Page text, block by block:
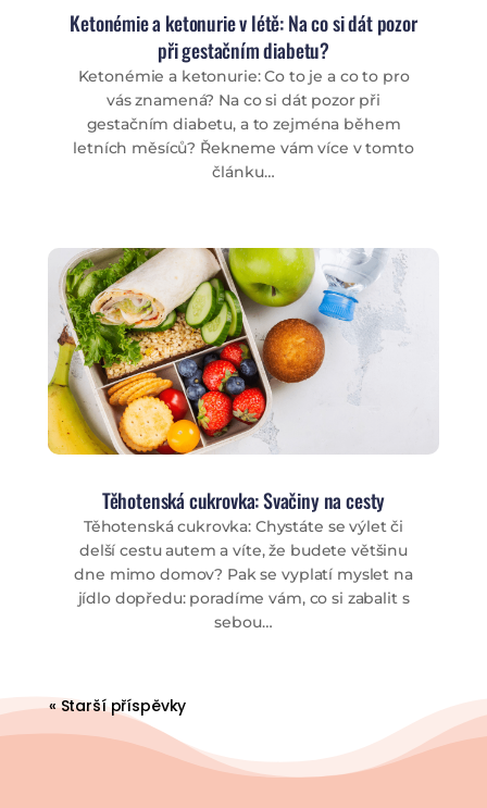
Ketonémie a ketonurie v létě: Na co si dát pozor
při gestačním diabetu?
Ketonémie a ketonurie: Co to je a co to pro
vás znamená? Na co si dát pozor při
gestačním diabetu, a to zejména během
letních měsíců? Řekneme vám více v tomto
článku…
Těhotenská cukrovka: Svačiny na cesty
Těhotenská cukrovka: Chystáte se výlet či
delší cestu autem a víte, že budete většinu
dne mimo domov? Pak se vyplatí myslet na
jídlo dopředu: poradíme vám, co si zabalit s
sebou…
« Starší příspěvky